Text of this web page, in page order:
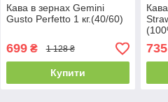
Кава в зернах Gemini
Gusto Perfetto 1 кг.(40/60)
699₴ 1 128 ₴
Купити
735